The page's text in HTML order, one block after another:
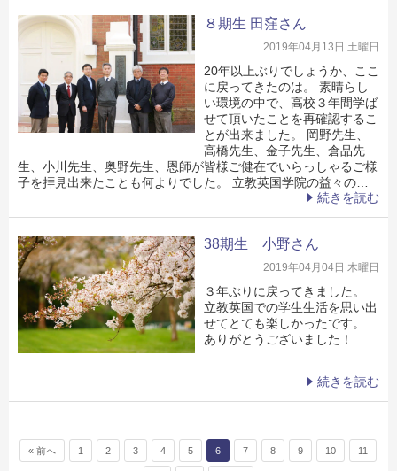
８期生 田窪さん
2019年04月13日 土曜日
20年以上ぶりでしょうか、ここ
に戻ってきたのは。 素晴らし
い環境の中で、高校３年間学ば
せて頂いたことを再確認するこ
とが出来ました。 岡野先生、
高橋先生、金子先生、倉品先
生、小川先生、奥野先生、恩師が皆様ご健在でいらっしゃるご様
子を拝見出来たことも何よりでした。 立教英国学院の益々の…
続きを読む
38期生 小野さん
2019年04月04日 木曜日
３年ぶりに戻ってきました。
立教英国での学生生活を思い出
せてとても楽しかったです。
ありがとうございました！
続きを読む
« 前へ 1 2 3 4 5 6 7 8 9 10 11